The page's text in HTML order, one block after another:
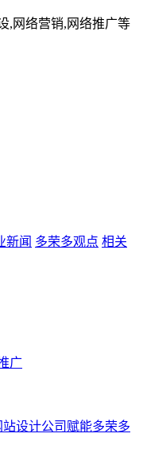
,网络营销,网络推广等
新闻 多荣多观点 相关
广
设计公司赋能多荣多